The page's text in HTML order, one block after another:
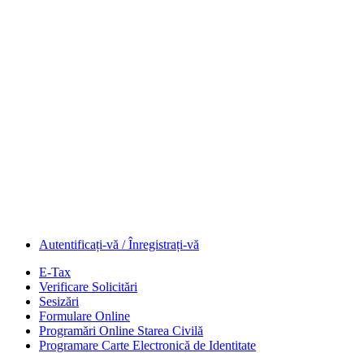
Autentificați-vă / Înregistrați-vă
E-Tax
Verificare Solicitări
Sesizări
Formulare Online
Programări Online Starea Civilă
Programare Carte Electronică de Identitate